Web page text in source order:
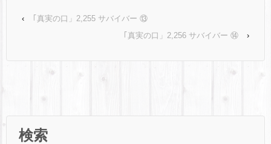
‹
｢真実の口」2,255 サバイバー ⑬
｢真実の口」2,256 サバイバー ⑭
›
検索